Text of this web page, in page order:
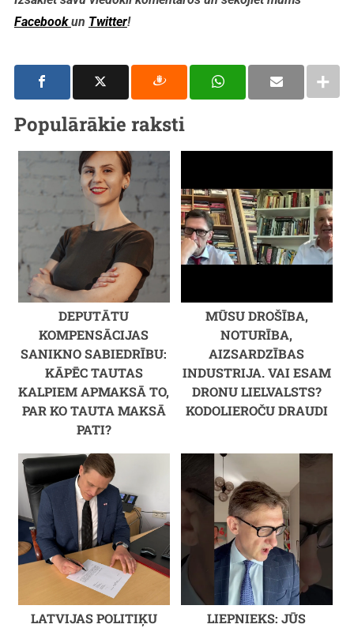
Facebookun Twitter!
Populārākie raksti
DEPUTĀTU
KOMPENSĀCIJAS
SANIKNO SABIEDRĪBU:
KĀPĒC TAUTAS
KALPIEM APMAKSĀ TO,
PAR KO TAUTA MAKSĀ
PATI?
MŪSU DROŠĪBA,
NOTURĪBA,
AIZSARDZĪBAS
INDUSTRIJA. VAI ESAM
DRONU LIELVALSTS?
KODOLIEROČU DRAUDI
LATVIJAS POLITIĶU
LIEPNIEKS: JŪS